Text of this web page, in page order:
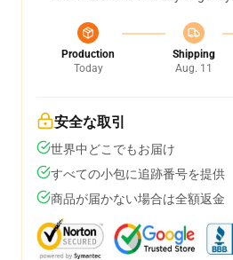
Production
Today
Shipping
Aug. 11
安全な取引
世界中どこでもお届け
すべての小包に追跡番号を提供
商品が届かない場合は全額返金